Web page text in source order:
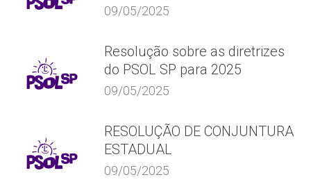
09/05/2025
Resolução sobre as diretrizes
do PSOL SP para 2025
09/05/2025
RESOLUÇÃO DE CONJUNTURA
ESTADUAL
09/05/2025